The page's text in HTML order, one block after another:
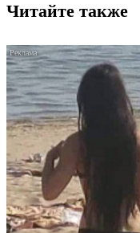
Читайте также